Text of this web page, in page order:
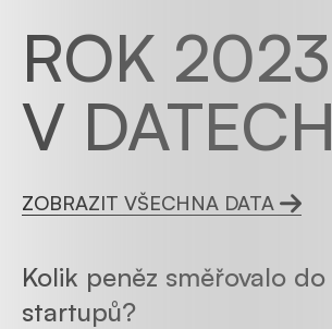
ROK 2023
V DATECH
ZOBRAZIT VŠECHNA DATA
Kolik peněz směřovalo do
startupů?